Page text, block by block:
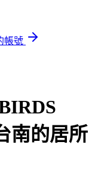
帳號
南的居所